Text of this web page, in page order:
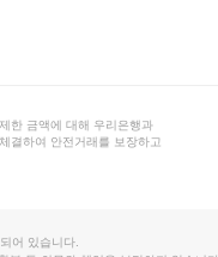
한 금액에 대해 우리은행과
결하여 안전거래를 보장하고
어 있습니다.